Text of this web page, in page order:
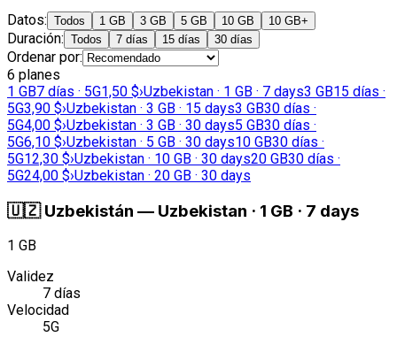
Datos: Todos 1 GB 3 GB 5 GB 10 GB 10 GB+
Duración: Todos 7 días 15 días 30 días
Ordenar por:
6 planes
1 GB7 días · 5G1,50 $›Uzbekistan · 1 GB · 7 days3 GB15 días ·
5G3,90 $›Uzbekistan · 3 GB · 15 days3 GB30 días ·
5G4,00 $›Uzbekistan · 3 GB · 30 days5 GB30 días ·
5G6,10 $›Uzbekistan · 5 GB · 30 days10 GB30 días ·
5G12,30 $›Uzbekistan · 10 GB · 30 days20 GB30 días ·
5G24,00 $›Uzbekistan · 20 GB · 30 days
🇺🇿 Uzbekistán — Uzbekistan · 1 GB · 7 days
1 GB
Validez
7 días
Velocidad
5G